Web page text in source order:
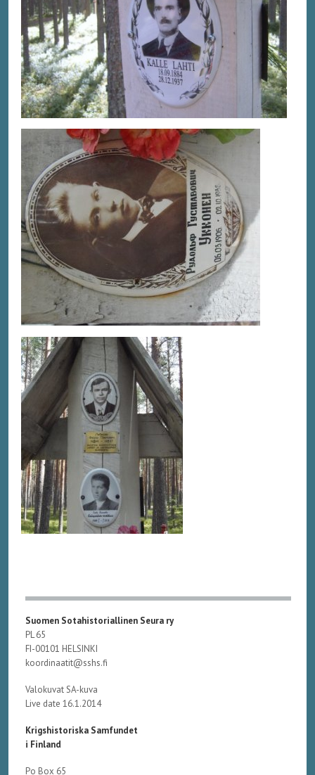
Suomen Sotahistoriallinen Seura ry
PL 65
FI-00101 HELSINKI
koordinaatit@sshs.fi
Valokuvat SA-kuva
Live date 16.1.2014
Krigshistoriska Samfundet
i Finland
Po Box 65